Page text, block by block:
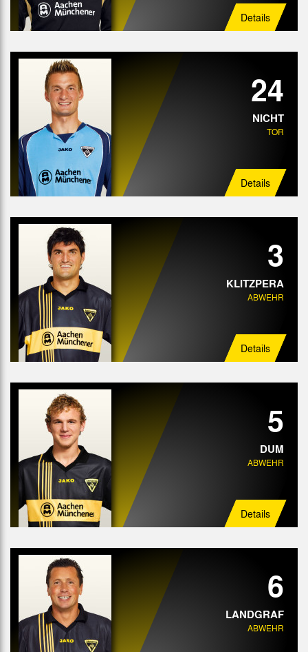
Details
24
NICHT
TOR
Details
3
KLITZPERA
ABWEHR
Details
5
DUM
ABWEHR
Details
6
LANDGRAF
ABWEHR